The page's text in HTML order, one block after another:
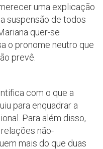
uma explicação
suspensão de todos
quer-se
o pronome neutro que
prevê.
com o que a
para enquadrar a
Para além disso,
não-
mais do que duas